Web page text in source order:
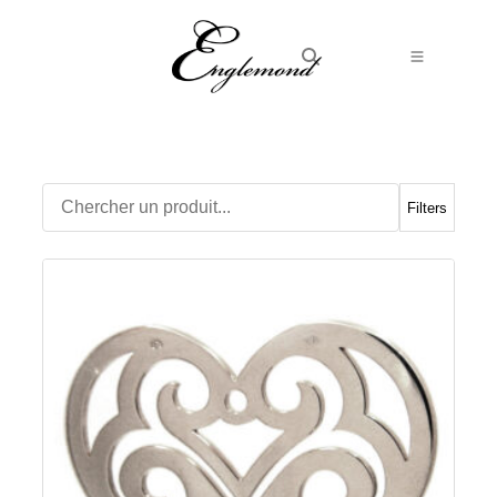
Boucles d’Oreilles
Boutons de manchette
Colliers
Médailles
Pendentifs
Adamas
Filters